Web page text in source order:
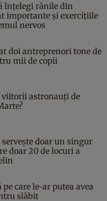
înțelegi rănile din
importante și exercițiile
nervos
doi antreprenori tone de
mii de copii
viitorii astronauți de
doar un singur
doar 20 de locuri a
care le-ar putea avea
slăbit